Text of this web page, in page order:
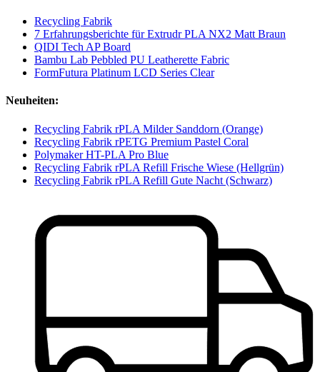
Recycling Fabrik
7 Erfahrungsberichte für Extrudr PLA NX2 Matt Braun
QIDI Tech AP Board
Bambu Lab Pebbled PU Leatherette Fabric
FormFutura Platinum LCD Series Clear
Neuheiten:
Recycling Fabrik rPLA Milder Sanddorn (Orange)
Recycling Fabrik rPETG Premium Pastel Coral
Polymaker HT-PLA Pro Blue
Recycling Fabrik rPLA Refill Frische Wiese (Hellgrün)
Recycling Fabrik rPLA Refill Gute Nacht (Schwarz)